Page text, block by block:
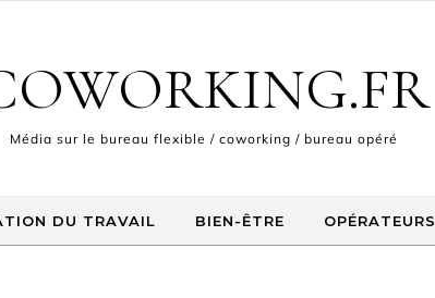
Média sur le bureau flexible / coworking / bureau opéré
DU TRAVAIL BIEN-ÊTRE OPÉRATEURS